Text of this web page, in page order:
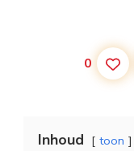
0
Inhoud toon